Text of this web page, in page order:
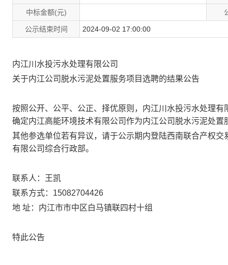
中标金额(元)
公示结束时间 2024-09-02 17:00:00
内江川水投污水处理有限公司
关于内江公司脱水污泥处置服务项目选聘的结果公告
按照公开、公平、公正、择优原则， 内江川水投污水处理有
确定内江高能环境技术有限公司作为内江公司脱水污泥处置
其他参选单位若有异议，请于公示期内登陆西南联合产权交
有限公司综合行政部。
联系人：王凯
联系方式：15082704426
地 址：内江市市中区白马镇联四村十组
特此公告